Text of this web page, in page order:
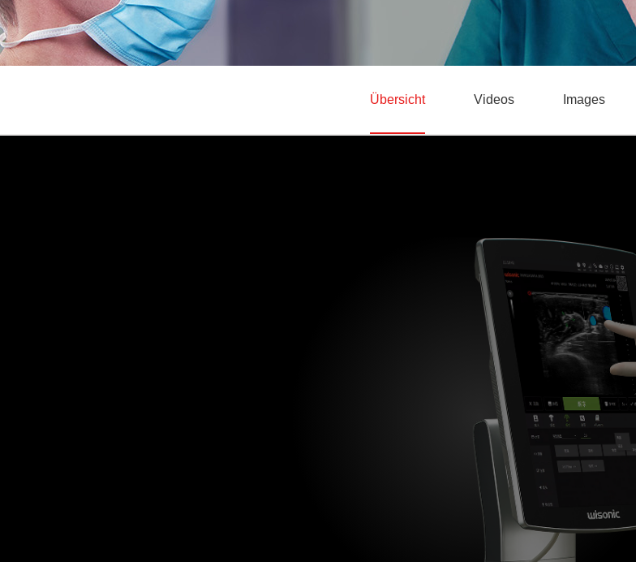
Übersicht Videos Images